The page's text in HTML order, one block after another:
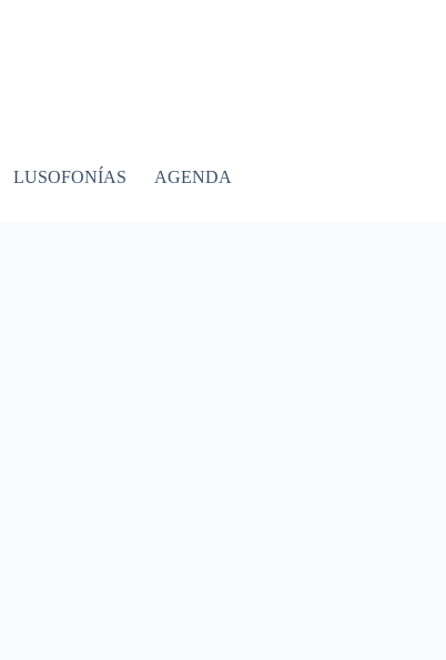
LUSOFONÍAS AGENDA